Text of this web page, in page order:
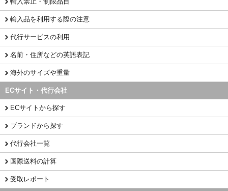
輸入品を利用する際の注意
代行サービスの利用
名前・住所などの英語表記
海外のサイズや重量
ECサイト・代行会社
ECサイトから探す
ブランドから探す
代行会社一覧
国際送料の計算
受取レポート